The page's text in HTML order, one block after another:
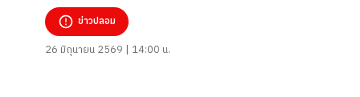
ข่าวปลอม
26 มิถุนายน 2569 | 14:00 น.